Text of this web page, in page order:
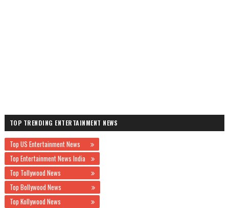
TOP TRENDING ENTERTAINMENT NEWS
Top US Entertainment News
Top Entertainment News India
Top Tollywood News
Top Bollywood News
Top Kollywood News